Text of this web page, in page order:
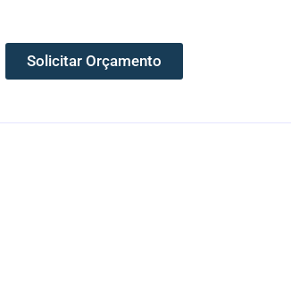
Solicitar Orçamento